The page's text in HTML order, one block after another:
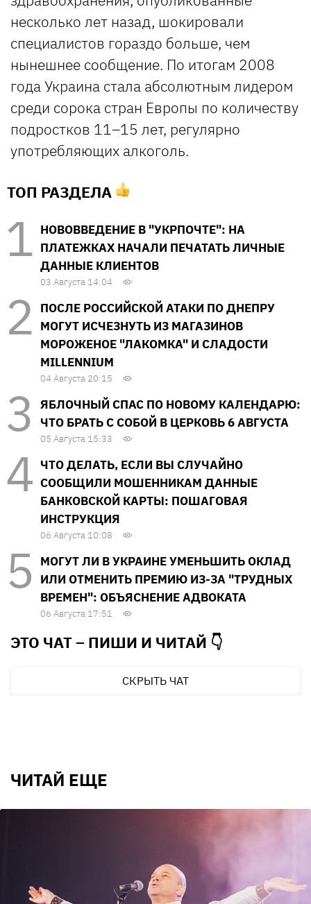
несколько лет назад, шокировали
специалистов гораздо больше, чем
нынешнее сообщение. По итогам 2008
года Украина стала абсолютным лидером
среди сорока стран Европы по количеству
подростков 11–15 лет, регулярно
употребляющих алкоголь.
ТОП РАЗДЕЛА
НОВОВВЕДЕНИЕ В "УКРПОЧТЕ": НА
ПЛАТЕЖКАХ НАЧАЛИ ПЕЧАТАТЬ ЛИЧНЫЕ
ДАННЫЕ КЛИЕНТОВ
03 Августа 14:04
ПОСЛЕ РОССИЙСКОЙ АТАКИ ПО ДНЕПРУ
МОГУТ ИСЧЕЗНУТЬ ИЗ МАГАЗИНОВ
МОРОЖЕНОЕ "ЛАКОМКА" И СЛАДОСТИ
MILLENNIUM
04 Августа 20:15
ЯБЛОЧНЫЙ СПАС ПО НОВОМУ КАЛЕНДАРЮ:
ЧТО БРАТЬ С СОБОЙ В ЦЕРКОВЬ 6 АВГУСТА
05 Августа 15:33
ЧТО ДЕЛАТЬ, ЕСЛИ ВЫ СЛУЧАЙНО
СООБЩИЛИ МОШЕННИКАМ ДАННЫЕ
БАНКОВСКОЙ КАРТЫ: ПОШАГОВАЯ
ИНСТРУКЦИЯ
06 Августа 10:08
МОГУТ ЛИ В УКРАИНЕ УМЕНЬШИТЬ ОКЛАД
ИЛИ ОТМЕНИТЬ ПРЕМИЮ ИЗ-ЗА "ТРУДНЫХ
ВРЕМЕН": ОБЪЯСНЕНИЕ АДВОКАТА
06 Августа 17:51
ЭТО ЧАТ – ПИШИ И ЧИТАЙ 👇
СКРЫТЬ ЧАТ
ЧИТАЙ ЕЩЕ